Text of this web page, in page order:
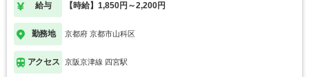
給与 【時給】1,850円～2,200円
勤務地 京都府 京都市山科区
アクセス 京阪京津線 四宮駅